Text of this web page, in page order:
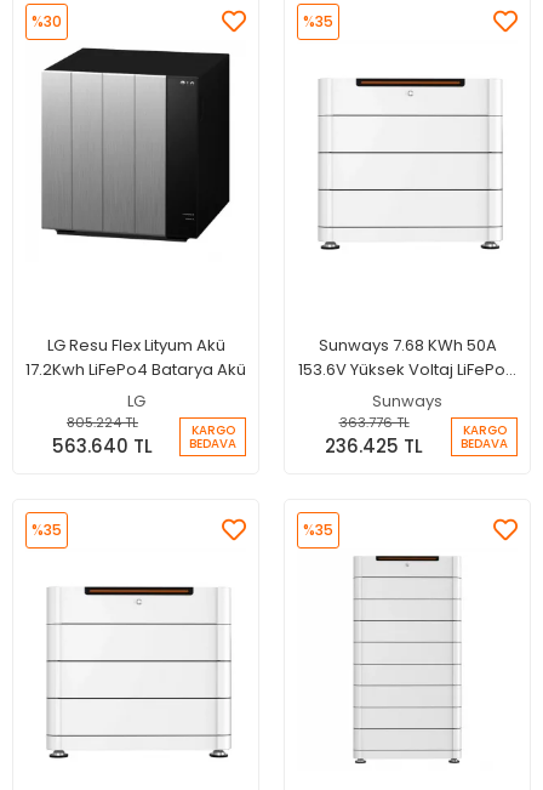
LG Resu Flex Lityum Akü
17.2Kwh LiFePo4 Batarya Akü
LG
%30
805.224 TL
563.640 TL
KARGO
BEDAVA
Sunways 7.68 KWh 50A
153.6V Yüksek Voltaj LiFePo4
Lityum Batarya
Sunways
%35
363.776 TL
236.425 TL
KARGO
BEDAVA
%35 %35